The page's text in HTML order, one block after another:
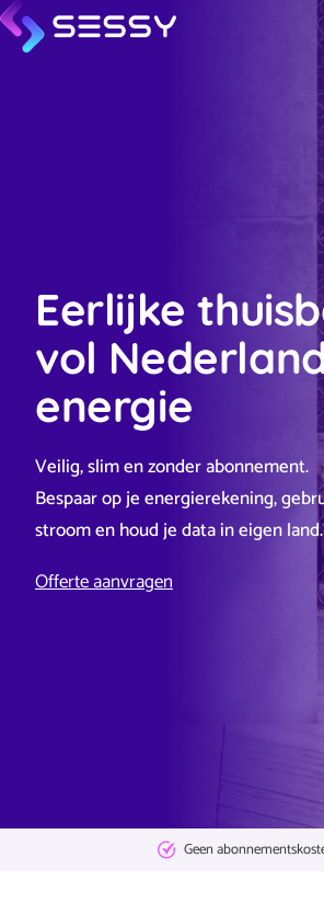
Eerlijke
vol
energie
Veilig, slim en zonder abonnement.
Bespaar op je energierekening,
stroom en houd je data in eigen land.
Offerte aanvragen
Geen